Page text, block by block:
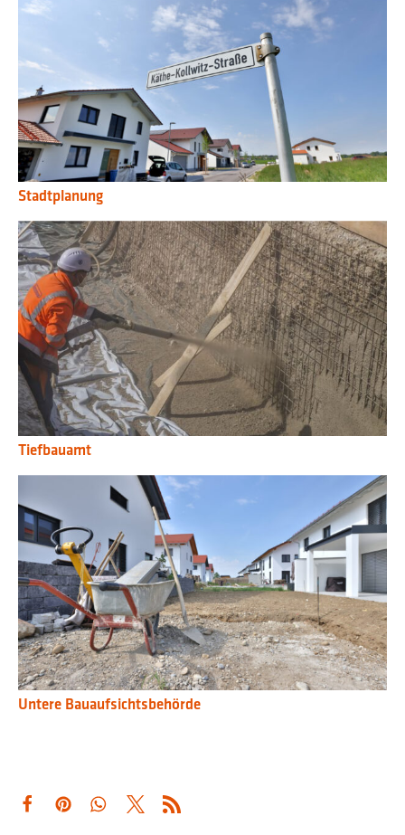
Stadtplanung
Tiefbauamt
Untere Bauaufsichtsbehörde